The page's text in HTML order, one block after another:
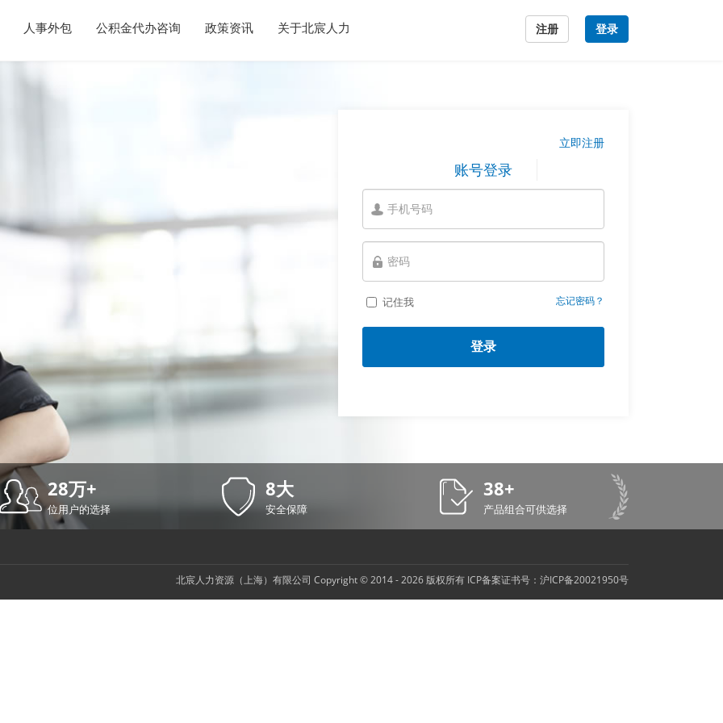
登录
注册
人事外包 公积金代办咨询 政策资讯 关于北宸人力
立即注册
账号登录
记住我 忘记密码？
登录
28万+
位用户的选择
8大
安全保障
38+
产品组合可供选择
北宸人力资源（上海）有限公司 Copyright © 2014 - 2026 版权所有 ICP备案证书号： 沪ICP备20021950号